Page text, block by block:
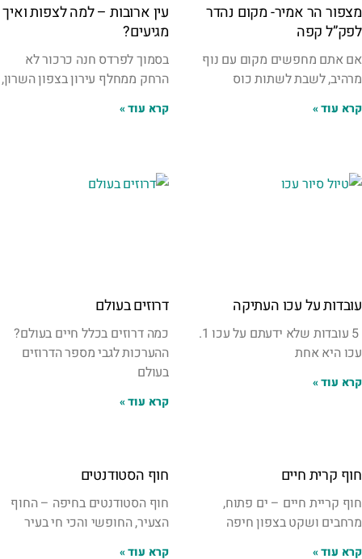
מצפור הר אמיר- מקום נהדר
לפק”ל קפה
אם אתם מחפשים מקום עם נוף
מרהיב, לשבת לשתות כוס
קרא עוד »
עין ארובות – למה לצפות ואיך
מגיעים?
בסמוך לפרדס חנה כרכור לא
הרחק ממחלף עירון בצפון השרון,
קרא עוד »
עובדות על עכו העתיקה
5 עובדות שלא ידעתם על עכו 1.
עכו היא אחת
קרא עוד »
דרוזים בעולם
כמה דרוזים בכלל חיים בעולם?
ההערכות לגבי מספר הדרוזים
בעולם
קרא עוד »
חוף קרית חיים
חוף קריית חיים – ים פתוח,
מרחבים ושקט בצפון חיפה
קרא עוד »
חוף הסטודנטים
חוף הסטודנטים בחיפה – החוף
הצעיר, החופשי והכי חי בעיר
קרא עוד »